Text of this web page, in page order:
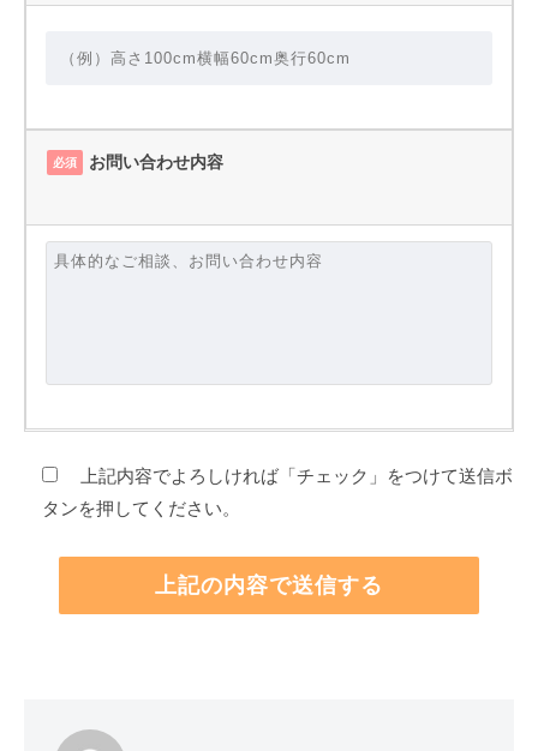
必須 お問い合わせ内容
上記内容でよろしければ「チェック」をつけて送信ボ
タンを押してください。